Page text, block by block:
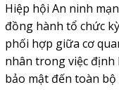
Hiệp hội An ninh
đồng hành tổ chức
phối hợp giữa cơ
nhân trong việc
bảo mật đến toàn